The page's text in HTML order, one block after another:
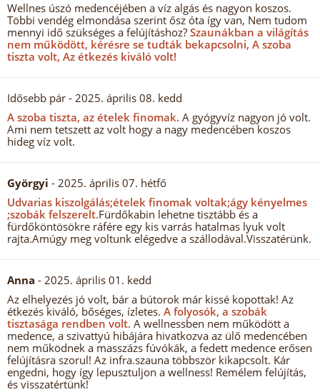
Wellnes úszó medencéjében a víz algás és nagyon koszos.
Többi vendég elmondása szerint ősz óta így van, Nem tudom
mennyi idő szükséges a felújításhoz? Szaunákban a világítás
nem működött, kérésre se tudták bekapcsolni, A szoba
tiszta volt, Az étkezés kiváló volt!
Idősebb pár - 2025. április 08. kedd
A szoba tiszta, az ételek finomak. A gyógyvíz nagyon jó volt.
Ami nem tetszett az volt hogy a nagy medencében koszos
hideg víz volt.
Györgyi - 2025. április 07. hétfő
Udvarias kiszolgálás;ételek finomak voltak;ágy kényelmes
;szobák felszerelt.Fürdőkabin lehetne tisztább és a
fürdőköntösökre ráfére egy kis varrás hatalmas lyuk volt
rajta.Amúgy meg voltunk elégedve a szállodával.Visszatérünk.
Anna - 2025. április 01. kedd
Az elhelyezés jó volt, bár a bútorok már kissé kopottak! Az
étkezés kiváló, bőséges, ízletes. A folyosók, a szobák
tisztasága rendben volt. A wellnessben nem működött a
medence, a szivattyú hibájára hivatkozva az ülő medencében
nem működnek a masszázs fúvókák, a fedett medence erősen
felújításra szorul! Az infra.szauna többször kikapcsolt. Kár
engedni, hogy így lepusztuljon a wellness! Remélem felújítás,
és visszatértünk!